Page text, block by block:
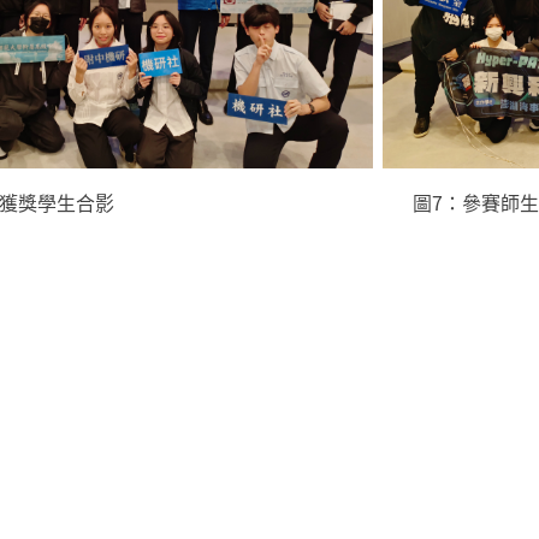
銅獲獎學生合影 圖7：參賽師生團